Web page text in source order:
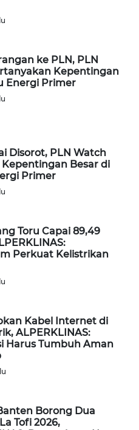
ke PLN, PLN
Kepentingan
Energi Primer
Disorot, PLN Watch
Besar di
Primer
Toru Capai 89,49
Perkuat Kelistrikan
Kabel Internet di
ALPERKLINAS:
Harus Tumbuh Aman
Borong Dua
Tofi 2026,